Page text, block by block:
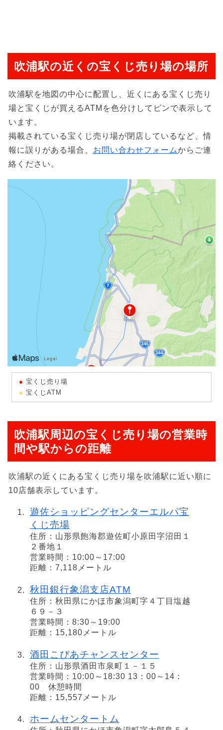
吹浦駅の近くの宝くじ売り場の場所
吹浦駅を地図の中心に配置し、近くにある宝くじ売り
場と宝くじが買えるATMを色分けしてピンで表示して
います。
掲載されている宝くじ売り場が閉店しているなど、情
報に誤りがある場合、 お問い合わせフォームからご連
絡ください。
宝くじ売り場
宝くじATM
吹浦駅周辺の宝くじ売り場の営業時
間や駅からの距離
吹浦駅の近くにある宝くじ売り場を吹浦駅に近い順に
10店舗表示しています。
遊佐ショッピングセンターエルパ宝
くじ売場
住所：山形県飽海郡遊佐町小原田字沼田１
２番地１
営業時間：10:00～17:00
距離：7,118メートル
秋田銀行象潟支店ATM
住所：秋田県にかほ市象潟町字４丁目塩越
６９－３
営業時間：8:30～19:00
距離：15,180メートル
酒田こぴあチャンスセンター
住所：山形県酒田市泉町１－１５
営業時間：10:00～18:30 13：00～14：
00 休憩時間
距離：15,557メートル
ホームセンタートム